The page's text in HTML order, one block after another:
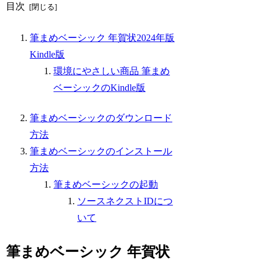
目次
筆まめベーシック 年賀状2024年版
Kindle版
環境にやさしい商品 筆まめ
ベーシックのKindle版
筆まめベーシックのダウンロード
方法
筆まめベーシックのインストール
方法
筆まめベーシックの起動
ソースネクストIDにつ
いて
筆まめベーシック 年賀状